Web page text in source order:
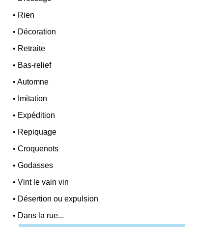
• Rien
• Décoration
• Retraite
• Bas-relief
•Automne
• Imitation
• Expédition
• Repiquage
•Croquenots
•Godasses
•Vint le vain vin
• Désertion ou expulsion
• Dans la rue...